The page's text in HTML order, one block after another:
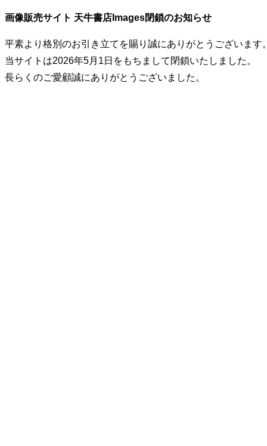
画像販売サイト 天牛書店Images閉鎖のお知らせ
平素より格別のお引き立てを賜り誠にありがとうございます
当サイトは2026年5月1日をもちまして閉鎖いたしました。
長らくのご愛顧誠にありがとうございました。